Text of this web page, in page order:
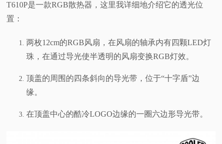
T610P是一款RGB散热器，这里我详细地介绍它的透光位
置：
两枚12cm的RGB风扇，在风扇的轴承内有四颗LED灯
珠，在通过导光使半透明的风扇变换RGB灯效。
顶盖的周围的四条斜向的导光带，位于“十字盾”边
缘。
在顶盖中心的酷冷LOGO边缘的一圈六边形导光带。